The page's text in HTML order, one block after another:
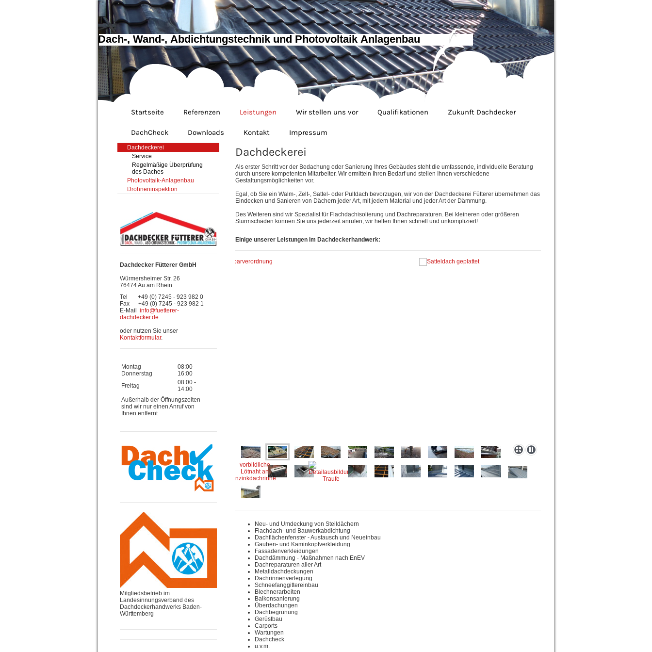
Dach-, Wand-, Abdichtungstechnik und Photovoltaik Anlagenbau
Startseite Referenzen Leistungen Wir stellen uns vor Qualifikationen Zukunft Dachdecker
DachCheck Downloads Kontakt Impressum
Dachdeckerei
Service
Regelmäßige Überprüfung
des Daches
Photovoltaik-Anlagenbau
Drohneninspektion
Dachdecker Fütterer GmbH
Würmersheimer Str. 26
76474 Au am Rhein
Tel +49 (0) 7245 - 923 982 0
Fax +49 (0) 7245 - 923 982 1
E-Mail info@fuetterer-
dachdecker.de
oder nutzen Sie unser
Kontaktformular.
Montag -
Donnerstag
08:00 -
16:00
Freitag
08:00 -
14:00
Außerhalb der Öffnungszeiten
sind wir nur einen Anruf von
Ihnen entfernt.
Mitgliedsbetrieb im
Landesinnungsverband des
Dachdeckerhandwerks Baden-
Württemberg
Dachdeckerei
A ls erster Schritt vor der Bedachung oder Sanierung Ihres Gebäudes steht die umfassende, individuelle Beratung
durch unsere kompetenten Mitarbeiter. Wir ermitteln Ihren Bedarf und stellen Ihnen verschiedene
Gestaltungsmöglichkeiten vor.
Egal, ob Sie ein Walm-, Zelt-, Sattel- oder Pultdach bevorzugen, wir von der Dachdeckerei Fütterer übernehmen das
Eindecken und Sanieren von Dächern jeder Art, mit jedem Material und jeder Art der Dämmung.
Des Weiteren sind wir Spezialist für Flachdachisolierung und Dachreparaturen. Bei kleineren oder größeren
Sturmschäden können Sie uns jederzeit anrufen, wir helfen Ihnen schnell und unkompliziert!
Einige unserer Leistungen im Dachdeckerhandwerk:
Neu- und Umdeckung von Steildächern
Flachdach- und Bauwerkabdichtung
Dachflächenfenster - Austausch und Neueinbau
Gauben- und Kaminkopfverkleidung
Fassadenverkleidungen
Dachdämmung - Maßnahmen nach EnEV
Dachreparaturen aller Art
Metalldachdeckungen
Dachrinnenverlegung
Schneefanggittereinbau
Blechnerarbeiten
Balkonsanierung
Überdachungen
Dachbegrünung
Gerüstbau
Carports
Wartungen
Dachcheck
u.v.m.